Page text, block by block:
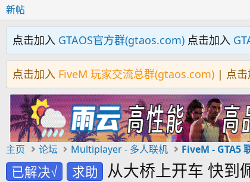
新帖
点击加入 GTAOS官方群(gtaos.com) 点击加入
点击加入 FiveM 玩家交流总群(gtaos.com) | 点击
主页 论坛 Multiplayer - 多人联机 FiveM - GTA5
已解决√ 求助 从大桥上开车 快到